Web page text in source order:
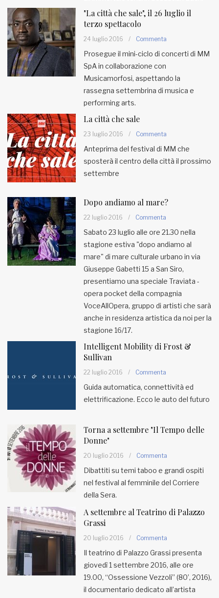
"La città che sale", il 26 luglio il
terzo spettacolo
24 luglio 2016 / Commenta
Prosegue il mini-ciclo di concerti di MM
SpA in collaborazione con
Musicamorfosi, aspettando la
rassegna settembrina di musica e
performing arts.
La città che sale
23 luglio 2016 / Commenta
Anteprima del festival di MM che
sposterà il centro della città il prossimo
settembre
Dopo andiamo al mare?
22 luglio 2016 / Commenta
Sabato 23 luglio alle ore 21.30 nella
stagione estiva "dopo andiamo al
mare" di mare culturale urbano in via
Giuseppe Gabetti 15 a San Siro,
presentiamo una speciale Traviata -
opera pocket della compagnia
VoceAllOpera, gruppo di artisti che sarà
anche in residenza artistica da noi per la
stagione 16/17.
Intelligent Mobility di Frost &
Sullivan
22 luglio 2016 / Commenta
Guida automatica, connettività ed
elettrificazione. Ecco le auto del futuro
Torna a settembre "Il Tempo delle
Donne"
20 luglio 2016 / Commenta
Dibattiti su temi taboo e grandi ospiti
nel festival al femminile del Corriere
della Sera.
A settembre al Teatrino di Palazzo
Grassi
20 luglio 2016 / Commenta
Il teatrino di Palazzo Grassi presenta
giovedì 1 settembre 2016, alle ore
19.00, “Ossessione Vezzoli” (80’, 2016),
il documentario dedicato all’artista